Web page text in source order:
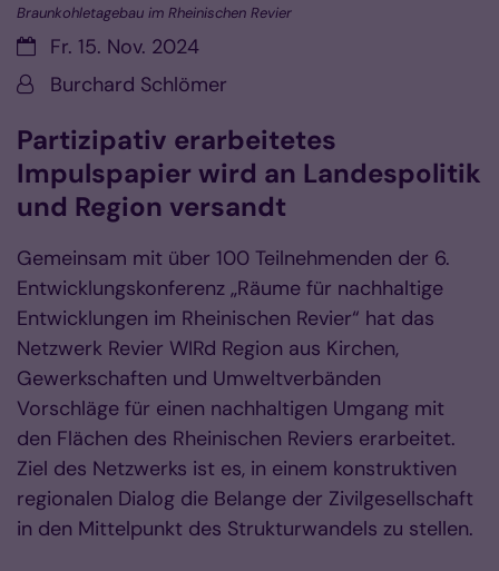
Braunkohletagebau im Rheinischen Revier
Datum:Fr. 15. Nov. 2024
Von:Burchard Schlömer
Partizipativ erarbeitetes
Impulspapier wird an Landespolitik
und Region versandt
Gemeinsam mit über 100 Teilnehmenden der 6.
Entwicklungskonferenz „Räume für nachhaltige
Entwicklungen im Rheinischen Revier“ hat das
Netzwerk Revier WIRd Region aus Kirchen,
Gewerkschaften und Umweltverbänden
Vorschläge für einen nachhaltigen Umgang mit
den Flächen des Rheinischen Reviers erarbeitet.
Ziel des Netzwerks ist es, in einem konstruktiven
regionalen Dialog die Belange der Zivilgesellschaft
in den Mittelpunkt des Strukturwandels zu stellen.